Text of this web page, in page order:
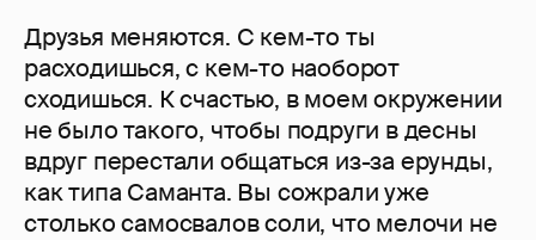
Друзья меняются. С кем-то ты
расходишься, с кем-то наоборот
сходишься. К счастью, в моем окружении
не было такого, чтобы подруги в десны
вдруг перестали общаться из-за ерунды,
как типа Саманта. Вы сожрали уже
столько самосвалов соли, что мелочи не